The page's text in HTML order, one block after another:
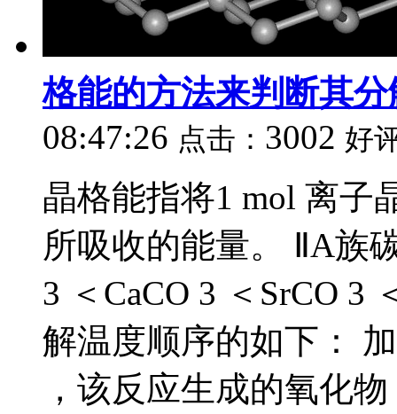
格能的方法来判断其
08:47:26 点击： 3002 好
晶格能指将1 mol 离子
所吸收的能量。 ⅡA族
3 ＜CaCO 3 ＜SrCO 3
解温度顺序的如下：
，该反应生成的氧化